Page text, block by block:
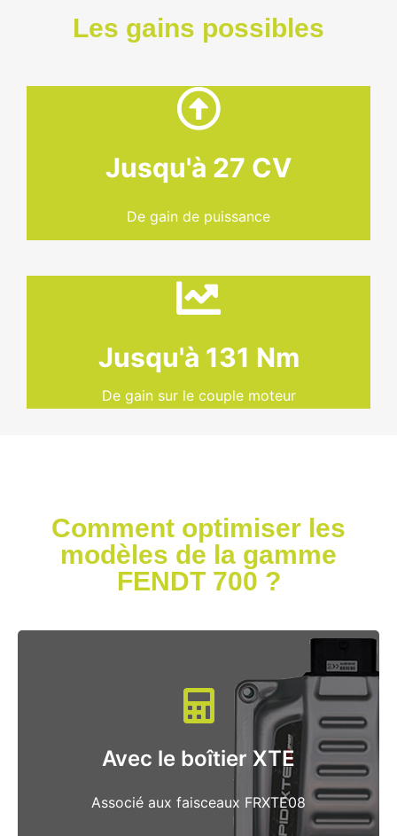
Les gains possibles
Jusqu'à 27 CV
De gain de puissance
Jusqu'à 131 Nm
De gain sur le couple moteur
Comment optimiser les
modèles de la gamme
FENDT 700 ?
Avec le boîtier XTE
Associé aux faisceaux FRXTE08
L’optimisation des tracteurs FENDT de la
gamme 700 VARIO Gen7 s’effectue à l’aide du
boîtier XTE associé au faisceau FRXTE08
Le faisceau FRXTE08 est composé de
connecteurs plug and play et ne nécessite
pas de soudure pour l’installation.